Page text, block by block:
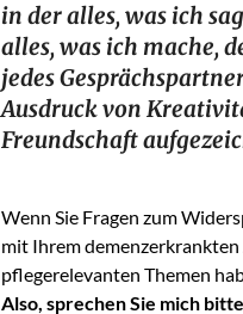
in der alles, was ich
alles, was ich mache,
jedes
Ausdruck von
Freundschaft
Wenn Sie Fragen zum
mit Ihrem
pflegerelevanten Themen
Also, sprechen Sie mich